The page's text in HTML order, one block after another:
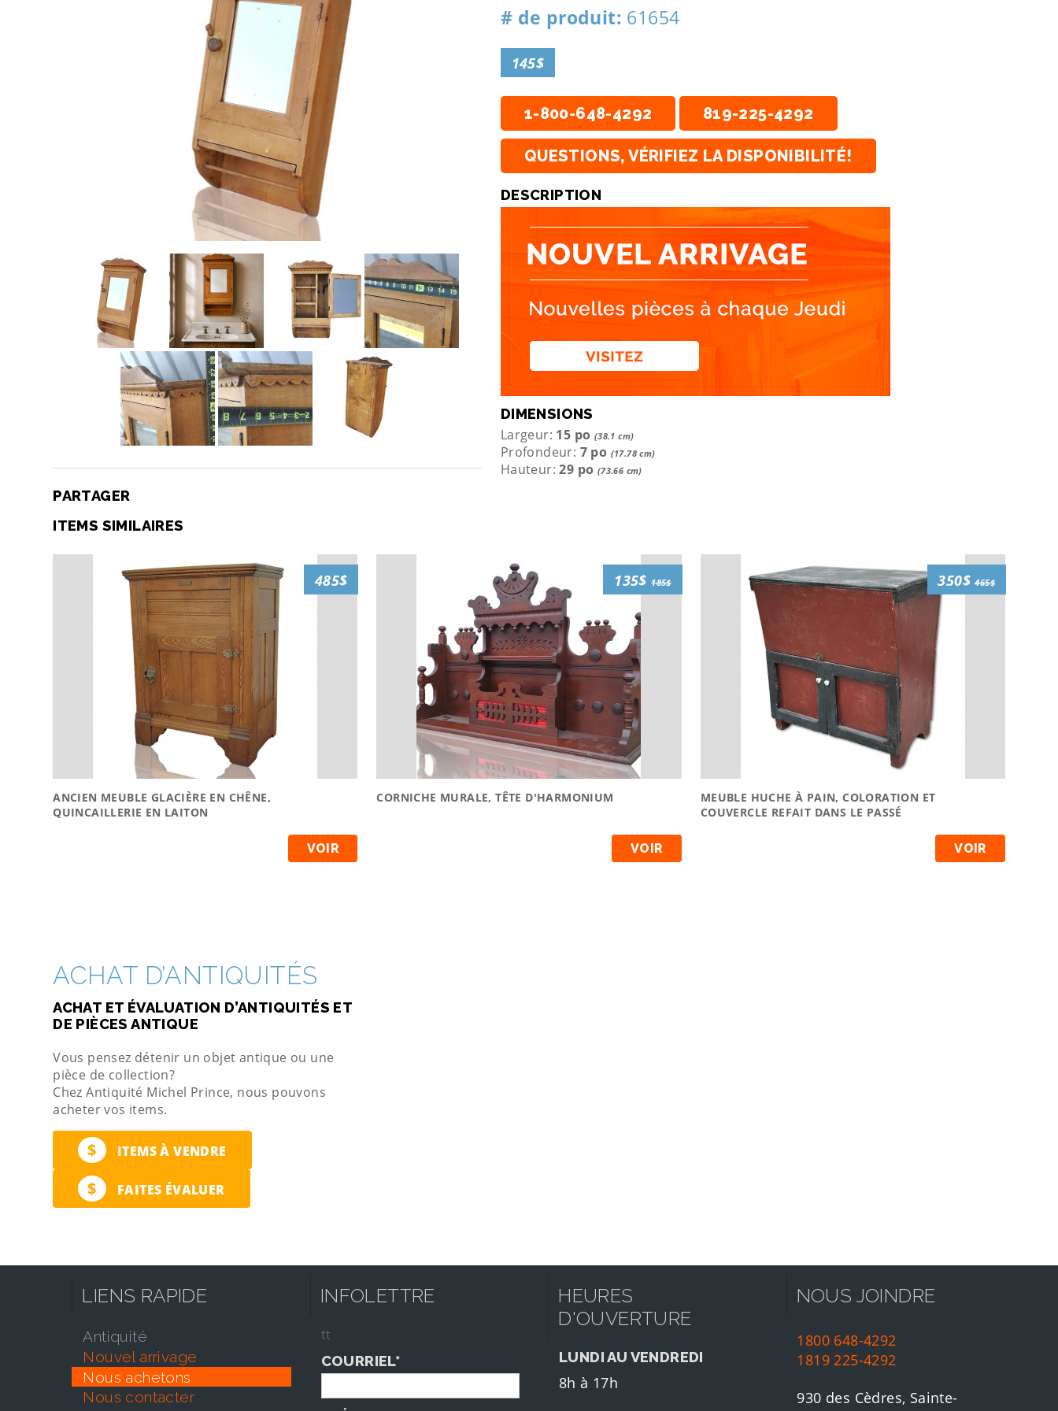
PARTAGER
# de produit: 61654
145$
1-800-648-4292 819-225-4292
QUESTIONS, VÉRIFIEZ LA DISPONIBILITÉ!
DESCRIPTION
DIMENSIONS
Largeur: 15 po (38.1 cm)
Profondeur: 7 po (17.78 cm)
Hauteur: 29 po (73.66 cm)
ITEMS SIMILAIRES
ANCIEN MEUBLE GLACIÈRE EN CHÊNE,
QUINCAILLERIE EN LAITON
VOIR
485$
CORNICHE MURALE, TÊTE D'HARMONIUM
VOIR
135$185$
MEUBLE HUCHE À PAIN, COLORATION ET
COUVERCLE REFAIT DANS LE PASSÉ
VOIR
350$465$
ACHAT D’ANTIQUITÉS
ACHAT ET ÉVALUATION D’ANTIQUITÉS ET
DE PIÈCES ANTIQUE
Vous pensez détenir un objet antique ou une
pièce de collection?
Chez Antiquité Michel Prince, nous pouvons
acheter vos items.
$ ITEMS À VENDRE
$ FAITES ÉVALUER
LIENS RAPIDE
antiquité
nouvel arrivage
nous achetons
nous contacter
INFOLETTRE
tt
COURRIEL*
HEURES
D'OUVERTURE
LUNDI AU VENDREDI
8h à 17h
NOUS JOINDRE
1800 648-4292
1819 225-4292
930 des Cèdres, Sainte-